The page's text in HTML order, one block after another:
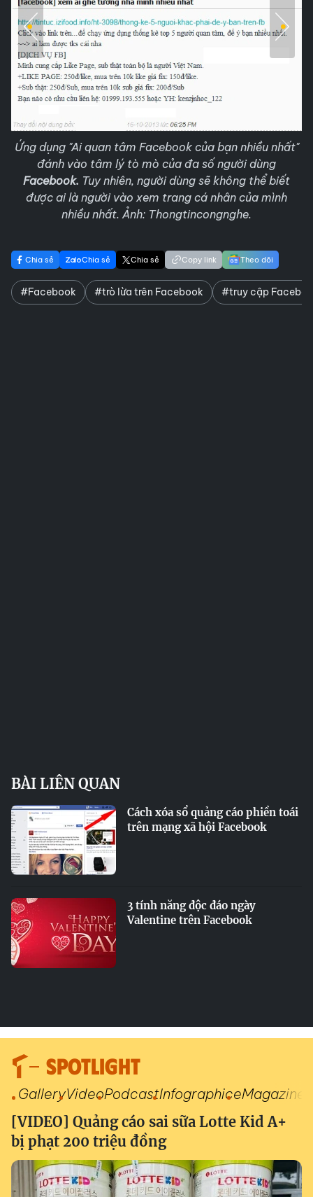
Ứng dụng "Ai quan tâm Facebook của bạn nhiều nhất"
đánh vào tâm lý tò mò của đa số người dùng
Facebook. Tuy nhiên, người dùng sẽ không thể biết
được ai là người vào xem trang cá nhân của mình
nhiều nhất. Ảnh: Thongtincongnghe.
Chia sẻ Chia sẻ Chia sẻ Copy link Theo dõi
#Facebook #trò lừa trên Facebook #truy cập
BÀI LIÊN QUAN
Cách xóa sổ quảng cáo phiền toái
trên mạng xã hội Facebook
3 tính năng độc đáo ngày
Valentine trên Facebook
SPOTLIGHT
GalleryVideoPodcastInfographiceMagazine
[VIDEO] Quảng cáo sai sữa Lotte Kid A+
bị phạt 200 triệu đồng